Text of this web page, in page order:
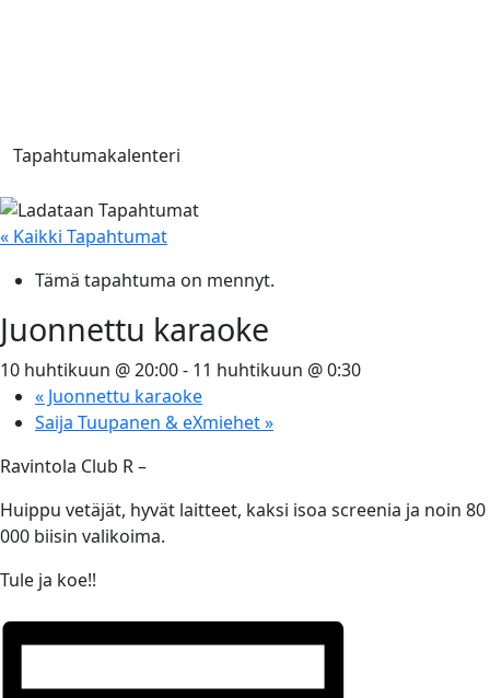
Tapahtumakalenteri
« Kaikki Tapahtumat
Tämä tapahtuma on mennyt.
Juonnettu karaoke
10 huhtikuun @ 20:00- 11 huhtikuun @ 0:30
« Juonnettu karaoke
Saija Tuupanen & eXmiehet»
Ravintola Club R –
Huippu vetäjät, hyvät laitteet, kaksi isoa screenia ja noin 80
000 biisin valikoima.
Tule ja koe!!